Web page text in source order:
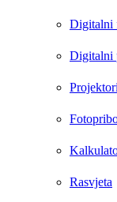
Digitalni
Digitalni
Projektori
Rasvjeta